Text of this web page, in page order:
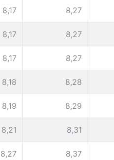
8,17 8,27
8,17 8,27
8,17 8,27
8,18 8,28
8,19 8,29
8,21 8,31
8,27 8,37